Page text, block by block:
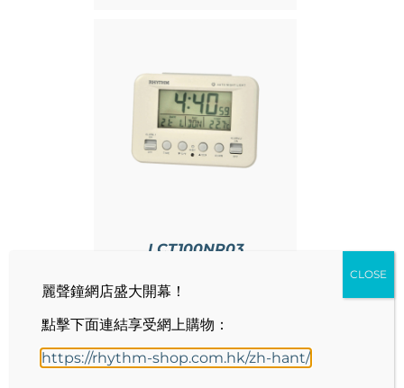
LCT100NR03
麗聲鐘網店盛大開幕！
點擊下面連結享受網上購物：
https://rhythm-shop.com.hk/zh-hant/
CLOSE